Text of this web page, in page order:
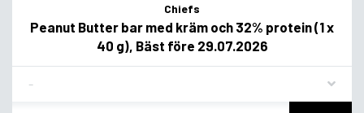
Chiefs
Peanut Butter bar med kräm och 32% protein (1 x
40 g), Bäst före 29.07.2026